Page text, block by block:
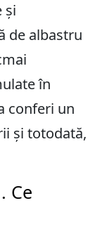
și
de albastru
în
conferi un
și totodată,
Ce